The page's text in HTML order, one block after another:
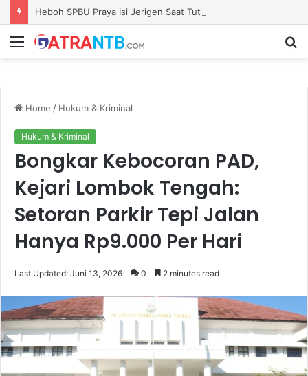
Menu
Home / Hukum & Kriminal
Hukum & Kriminal
​Bongkar Kebocoran PAD,
Kejari Lombok Tengah:
Setoran Parkir Tepi Jalan
Hanya Rp9.000 Per Hari
Last Updated: Juni 13, 2026 0 2 minutes read